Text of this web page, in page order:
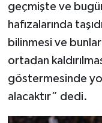
geçmişte ve
hafızalarında
bilinmesi ve
ortadan
göstermesinde
alacaktır” dedi.